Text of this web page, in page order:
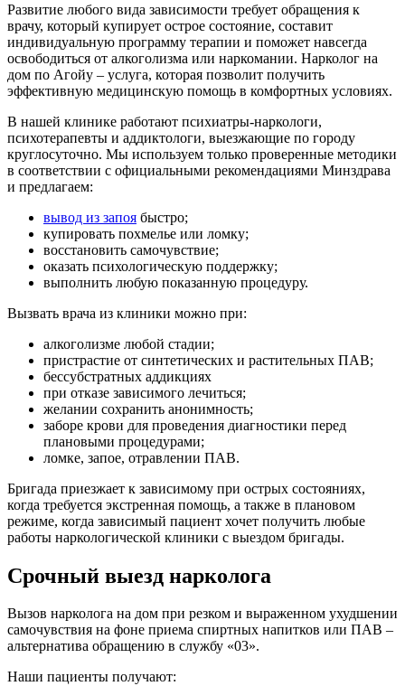
Развитие любого вида зависимости требует обращения к
врачу, который купирует острое состояние, составит
индивидуальную программу терапии и поможет навсегда
освободиться от алкоголизма или наркомании. Нарколог на
дом по Агойу – услуга, которая позволит получить
эффективную медицинскую помощь в комфортных условиях.
В нашей клинике работают психиатры-наркологи,
психотерапевты и аддиктологи, выезжающие по городу
круглосуточно. Мы используем только проверенные методики
в соответствии с официальными рекомендациями Минздрава
и предлагаем:
вывод из запоя быстро;
купировать похмелье или ломку;
восстановить самочувствие;
оказать психологическую поддержку;
выполнить любую показанную процедуру.
Вызвать врача из клиники можно при:
алкоголизме любой стадии;
пристрастие от синтетических и растительных ПАВ;
бессубстратных аддикциях
при отказе зависимого лечиться;
желании сохранить анонимность;
заборе крови для проведения диагностики перед
плановыми процедурами;
ломке, запое, отравлении ПАВ.
Бригада приезжает к зависимому при острых состояниях,
когда требуется экстренная помощь, а также в плановом
режиме, когда зависимый пациент хочет получить любые
работы наркологической клиники с выездом бригады.
Срочный выезд нарколога
Вызов нарколога на дом при резком и выраженном ухудшении
самочувствия на фоне приема спиртных напитков или ПАВ –
альтернатива обращению в службу «03».
Наши пациенты получают: